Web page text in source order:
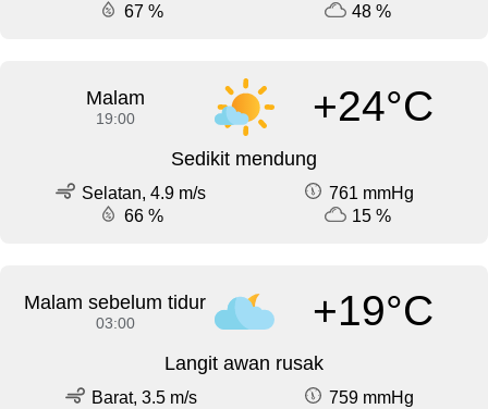
67 %
48 %
Malam
19:00 +24°C
Sedikit mendung
Selatan, 4.9 m/s
761 mmHg
66 %
15 %
Malam sebelum tidur
03:00 +19°C
Langit awan rusak
Barat, 3.5 m/s
759 mmHg